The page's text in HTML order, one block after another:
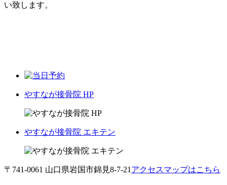
い致します。
やすなが接骨院 HP
やすなが接骨院 エキテン
〒741-0061 山口県岩国市錦見8-7-21 アクセスマップはこちら